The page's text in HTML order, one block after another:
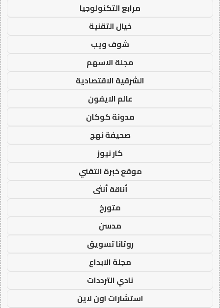
مرابع التكنولوجيا
خيال التقنية
شوف ويب
مجلة الاسهم
الشرقية الاقتصادية
عالم الايفون
مدونة كوكان
صحيفة نهج
كار نيوز
موقع خبرة التقني
أناقة أنثى
متورخ
مدسن
روتانا تسويق
مجلة الابداع
نادي الترددات
استشارات اون لاين